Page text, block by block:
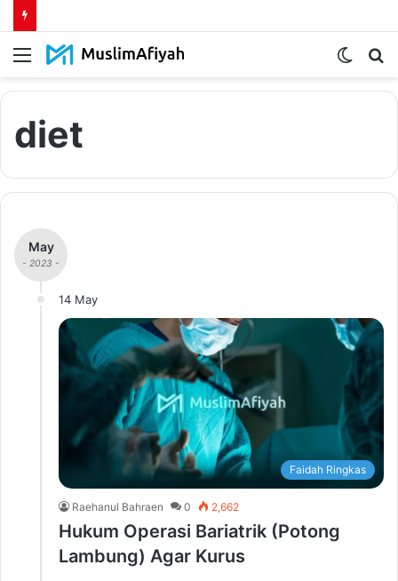
Menu
Switch
diet
May
- 2023 -
14 May
Faidah Ringkas
Raehanul Bahraen 0 2,662
Hukum Operasi Bariatrik (Potong
Lambung) Agar Kurus